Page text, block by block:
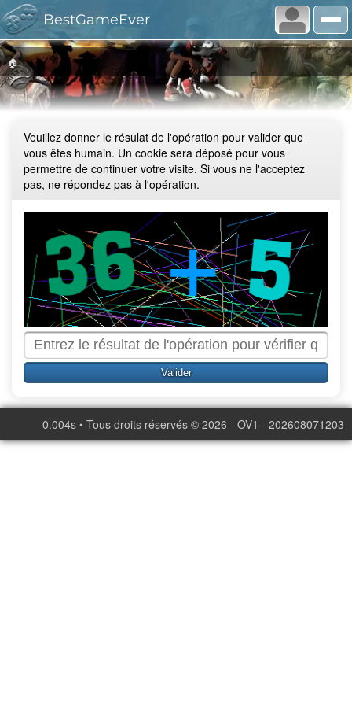
BestGameEver
🏠
Veuillez donner le résulat de l'opération pour valider que
vous êtes humain. Un cookie sera déposé pour vous
permettre de continuer votre visite. Si vous ne l'acceptez
pas, ne répondez pas à l'opération.
0.004s • Tous droits réservés © 2026 - OV1 - 202608071203